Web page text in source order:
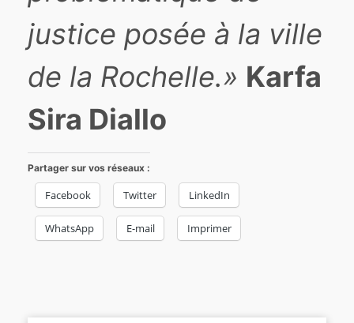
justice posée à la ville
de la Rochelle.» Karfa
Sira Diallo
Partager sur vos réseaux :
Facebook Twitter LinkedIn
WhatsApp E-mail Imprimer